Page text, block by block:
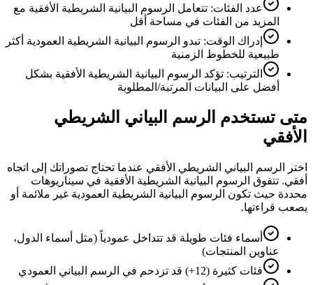
عدد الفئات: تتعامل الرسوم البيانية الشريطية الأفقية مع
المزيد من الفئات في مساحة أقل
إدراك الوقت: تبدو الرسوم البيانية الشريطية العمودية أكثر
طبيعية للخطوط الزمنية
الترتيب: تؤكد الرسوم البيانية الشريطية الأفقية بشكل
أفضل على البيانات المرتبة/المطلوبة
متى تستخدم الرسم البياني الشريطي
الأفقي
اختر الرسم البياني الشريطي الأفقي عندما تحتاج تصوراتك إلى اتجاه
أفقي. تتفوق الرسوم البيانية الشريطية الأفقية في سيناريوهات
محددة حيث تكون الرسوم البيانية الشريطية العمودية غير ملائمة أو
يصعب قراءتها.
أسماء فئات طويلة قد تتداخل عمودياً (مثل أسماء الدول،
عناوين المنتجات)
فئات كثيرة (12+) قد تزدحم في الرسم البياني العمودي